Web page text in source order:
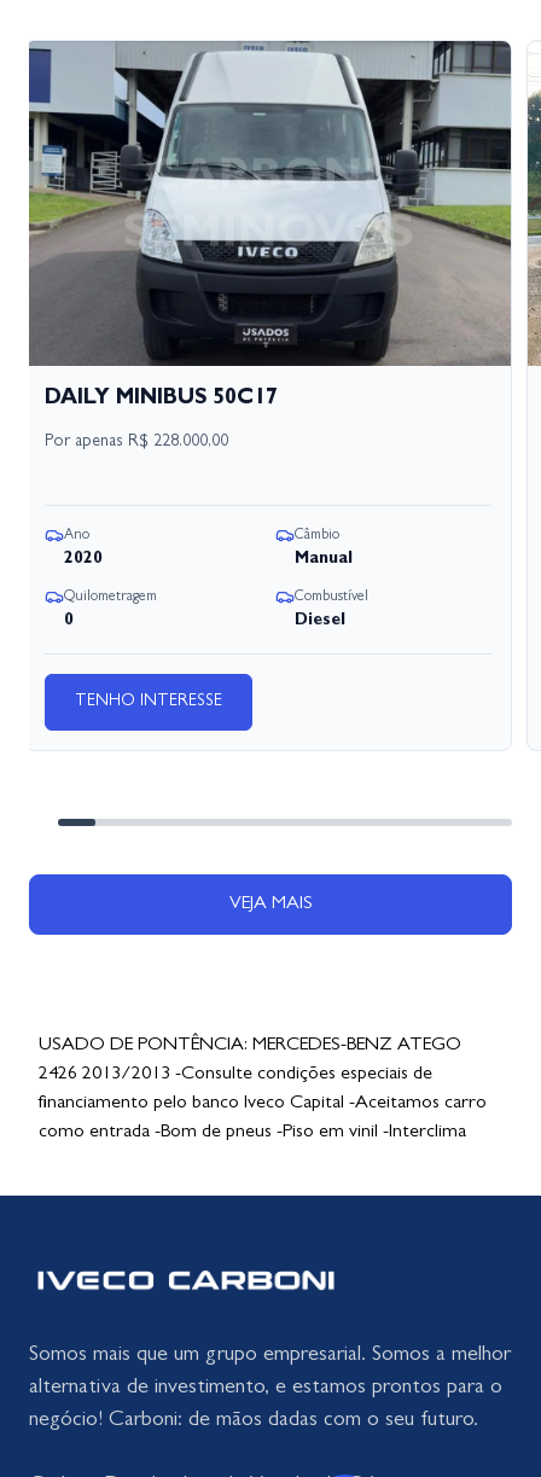
DAILY MINIBUS 50C17
Por apenas R$ 228.000,00
Ano
2020
Câmbio
Manual
Quilometragem
0
Combustível
Diesel
TENHO INTERESSE
VEJA MAIS
USADO DE PONTÊNCIA: MERCEDES-BENZ ATEGO
2426 2013/2013 -Consulte condições especiais de
financiamento pelo banco Iveco Capital -Aceitamos carro
como entrada -Bom de pneus -Piso em vinil -Interclima
Somos mais que um grupo empresarial. Somos a melhor
alternativa de investimento, e estamos prontos para o
negócio! Carboni: de mãos dadas com o seu futuro.